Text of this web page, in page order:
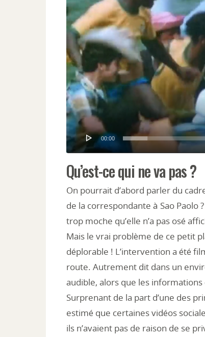
00:00
Qu’est-ce qui ne va pas ?
On pourrait d’abord parler du
de la correspondante à Sao Paolo
trop moche qu’elle n’a pas osé
Mais le vrai problème de ce petit
déplorable ! L’intervention a été
route. Autrement dit dans un
audible, alors que les informations
Surprenant de la part d’une des
estimé que certaines vidéos
ils n’avaient pas de raison de se